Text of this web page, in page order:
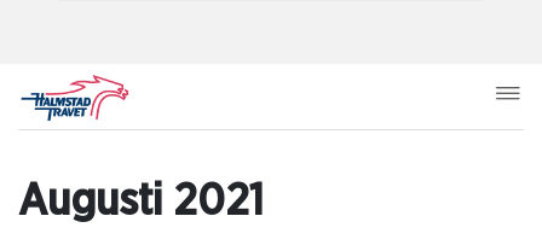
Augusti 2021